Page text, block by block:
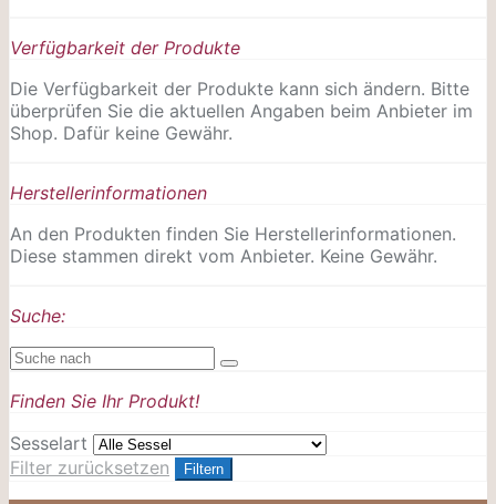
Verfügbarkeit der Produkte
Die Verfügbarkeit der Produkte kann sich ändern. Bitte
überprüfen Sie die aktuellen Angaben beim Anbieter im
Shop. Dafür keine Gewähr.
Herstellerinformationen
An den Produkten finden Sie Herstellerinformationen.
Diese stammen direkt vom Anbieter. Keine Gewähr.
Suche:
Finden Sie Ihr Produkt!
Sesselart
Filter zurücksetzen
Filtern